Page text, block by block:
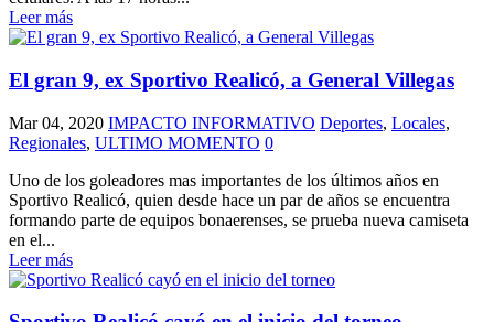
Leer más
El gran 9, ex Sportivo Realicó, a General Villegas
Mar 04, 2020 IMPACTO INFORMATIVO Deportes, Locales,
Regionales, ULTIMO MOMENTO 0
Uno de los goleadores mas importantes de los últimos años en
Sportivo Realicó, quien desde hace un par de años se encuentra
formando parte de equipos bonaerenses, se prueba nueva camiseta
en el...
Leer más